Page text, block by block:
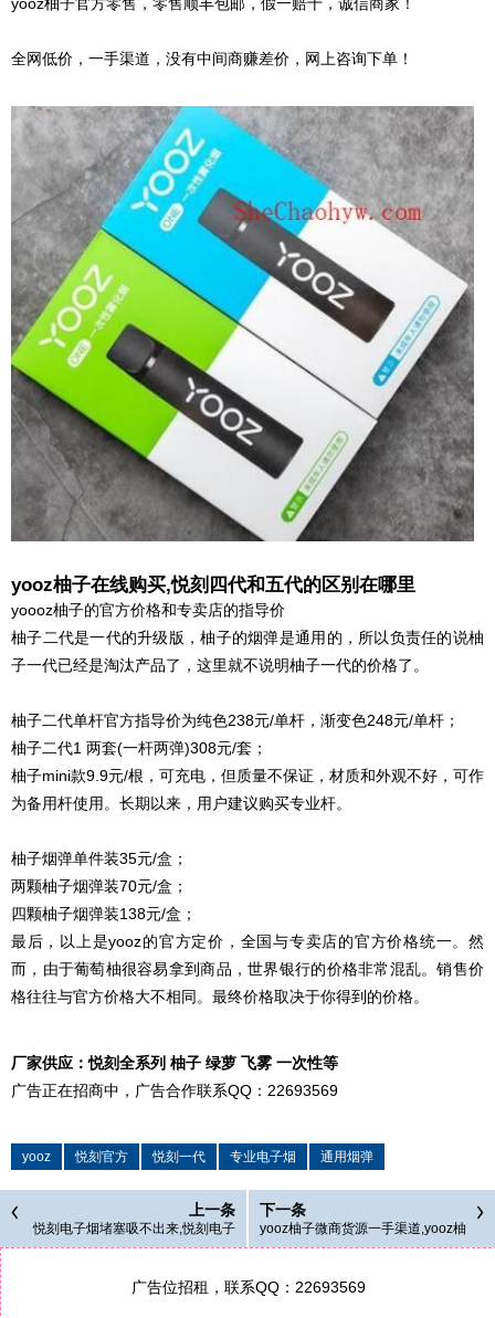
全网低价，一手渠道，没有中间商赚差价，网上咨询下单！
yooz柚子在线购买,悦刻四代和五代的区别在哪里
yoooz柚子的官方价格和专卖店的指导价
柚子二代是一代的升级版，柚子的烟弹是通用的，所以负责任的说柚
子一代已经是淘汰产品了，这里就不说明柚子一代的价格了。
柚子二代单杆官方指导价为纯色238元/单杆，渐变色248元/单杆；
柚子二代1 两套(一杆两弹)308元/套；
柚子mini款9.9元/根，可充电，但质量不保证，材质和外观不好，可作
为备用杆使用。长期以来，用户建议购买专业杆。
柚子烟弹单件装35元/盒；
两颗柚子烟弹装70元/盒；
四颗柚子烟弹装138元/盒；
最后，以上是yooz的官方定价，全国与专卖店的官方价格统一。然
而，由于葡萄柚很容易拿到商品，世界银行的价格非常混乱。销售价
格往往与官方价格大不相同。最终价格取决于你得到的价格。
厂家供应：悦刻全系列 柚子 绿萝 飞雾 一次性等
广告正在招商中，广告合作联系QQ：22693569
yooz 悦刻官方 悦刻一代 专业电子烟 通用烟弹
上一条
悦刻电子烟堵塞吸不出来,悦刻电子
烟吸不出来阻力很大
下一条
yooz柚子微商货源一手渠道,yooz柚
子的价格是多少？
广告位招租，联系QQ：22693569